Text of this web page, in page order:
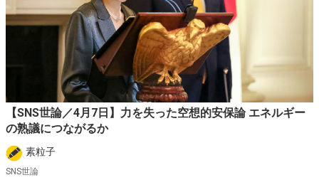
【SNS世論／4月7日】力を失った空想的安保論 エネルギー
の熟議につながるか
素粒子
SNS世論